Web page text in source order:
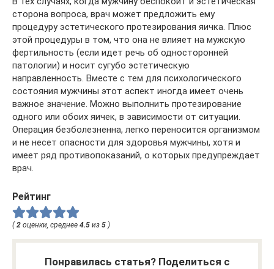
сторона вопроса, врач может предложить ему
процедуру эстетического протезирования яичка. Плюс
этой процедуры в том, что она не влияет на мужскую
фертильность (если идет речь об односторонней
патологии) и носит сугубо эстетическую
направленность. Вместе с тем для психологического
состояния мужчины этот аспект иногда имеет очень
важное значение. Можно выполнить протезирование
одного или обоих яичек, в зависимости от ситуации.
Операция безболезненна, легко переносится организмом
и не несет опасности для здоровья мужчины, хотя и
имеет ряд противопоказаний, о которых предупреждает
врач.
Рейтинг
( 2 оценки, среднее 4.5 из 5 )
Понравилась статья? Поделиться с